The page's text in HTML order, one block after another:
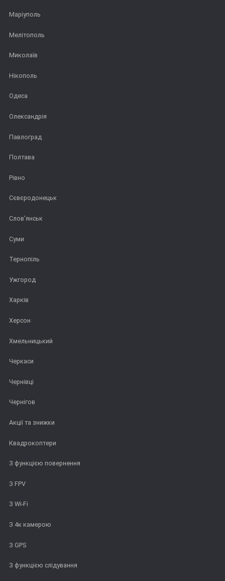
Маріуполь
Мелітополь
Миколаїв
Нікополь
Одеса
Олександрія
Павлоград
Полтава
Рівно
Сєвєродонецьк
Слов'янськ
Суми
Тернопіль
Ужгород
Харків
Херсон
Хмельницький
Черкаси
Чернівці
Чернігов
Акції та знижки
Квадрокоптери
З функцією повернення
З FPV
З Wi-Fi
З 4к камерою
З GPS
З функцією слідування